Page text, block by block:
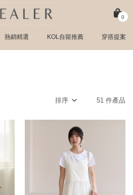
0
熱銷精選 KOL自留推薦 穿搭提案
排序 51 件產品